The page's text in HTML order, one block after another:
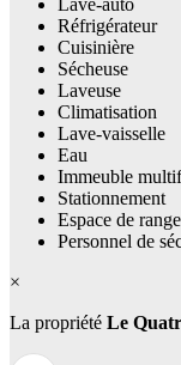
Réfrigérateur
Cuisinière
Sécheuse
Laveuse
Climatisation
Lave-vaisselle
Eau
Immeuble
Stationnement
Espace de
Personnel de
×
La propriété Le